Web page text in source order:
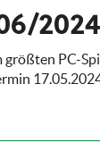
2024
größten PC-